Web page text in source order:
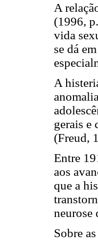
A
(1996,
vida
se dá
A
gerais e
(Freud,
Entre
aos
que a
neurose
Sobre